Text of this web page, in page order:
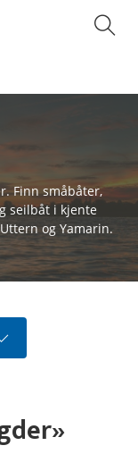
Finn småbåter,
seilbåt i kjente
og Yamarin.
»